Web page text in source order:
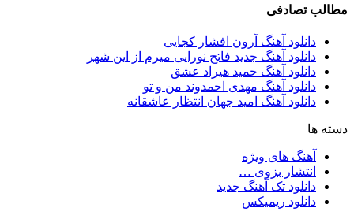
مطالب تصادفی
دانلود آهنگ آرون افشار کجایی
دانلود آهنگ جدید فاتح نورایی میرم از این شهر
دانلود آهنگ حمید هیراد عشق
دانلود آهنگ مهدی احمدوند من و تو
دانلود آهنگ امید جهان انتظار عاشقانه
دسته ها
آهنگ های ویژه
انتشار بزوی …
دانلود تک آهنگ جدید
دانلود ریمیکس